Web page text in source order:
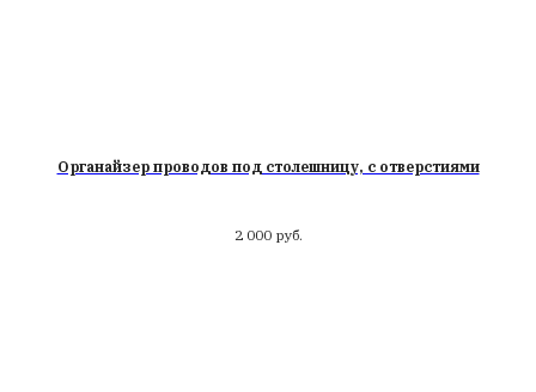
Органайзер проводов под столешницу, с отверстиями
2 000 руб.